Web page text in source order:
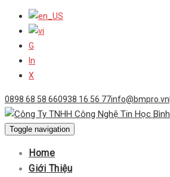
G
In
X
0898 68 58 660938 16 56 77info@bmpro.vn
Toggle navigation
Home
Giới Thiệu